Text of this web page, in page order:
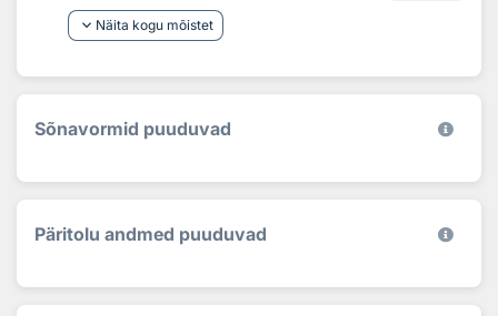
keyboard_arrow_down Näita kogu mõistet
Sõnavormid puuduvad
Päritolu andmed puuduvad